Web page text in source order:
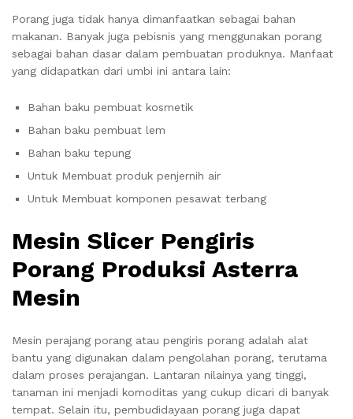
Porang juga tidak hanya dimanfaatkan sebagai bahan
makanan. Banyak juga pebisnis yang menggunakan porang
sebagai bahan dasar dalam pembuatan produknya. Manfaat
yang didapatkan dari umbi ini antara lain:
Bahan baku pembuat kosmetik
Bahan baku pembuat lem
Bahan baku tepung
Untuk Membuat produk penjernih air
Untuk Membuat komponen pesawat terbang
Mesin Slicer Pengiris
Porang Produksi Asterra
Mesin
Mesin perajang porang atau pengiris porang adalah alat
bantu yang digunakan dalam pengolahan porang, terutama
dalam proses perajangan. Lantaran nilainya yang tinggi,
tanaman ini menjadi komoditas yang cukup dicari di banyak
tempat. Selain itu, pembudidayaan porang juga dapat